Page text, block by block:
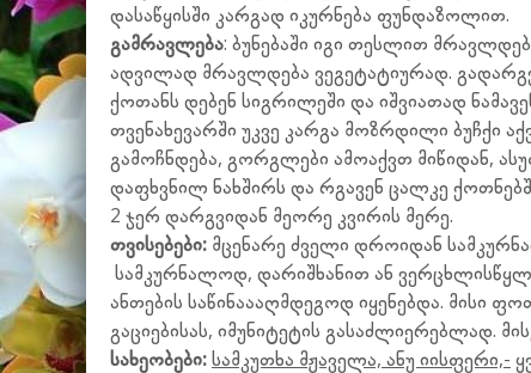
დასაწყისში კარგად იკურნება ფუნდაზოლით.
გამრავლება: ბუნებაში იგი თესლით
ადვილად მრავლდება ვეგეტატიურად.
ქოთანს დებენ სიგრილეში და იშვიათად
თვენახევარში უკვე კარგა მოზრდილი ბუჩქი
გამოჩნდება, გორგლები ამოაქვთ მიწიდან,
დაფხვნილ ნახშირს და რგავენ ცალკე
2 ჯერ დარგვიდან მეორე კვირის მერე.
თვისებები: მცენარე ძველი დროიდან
სამკურნალოდ, დარიშხანით ან
ანთების საწინაააღმდეგოდ იყენებდა. მისი
გაციებისას, იმუნიტეტის გასაძლიერებლად.
სახეობები:სამკუთხა მჟაველა, ანუ იისფერი,-